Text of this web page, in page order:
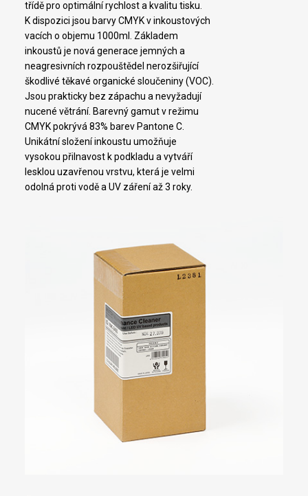
třídě pro optimální rychlost a kvalitu tisku.
K dispozici jsou barvy CMYK v inkoustových
vacích o objemu 1000ml. Základem
inkoustů je nová generace jemných a
neagresivních rozpouštědel nerozšiřující
škodlivé těkavé organické sloučeniny (VOC).
Jsou prakticky bez zápachu a nevyžadují
nucené větrání. Barevný gamut v režimu
CMYK pokrývá 83% barev Pantone C.
Unikátní složení inkoustu umožňuje
vysokou přilnavost k podkladu a vytváří
lesklou uzavřenou vrstvu, která je velmi
odolná proti vodě a UV záření až 3 roky.